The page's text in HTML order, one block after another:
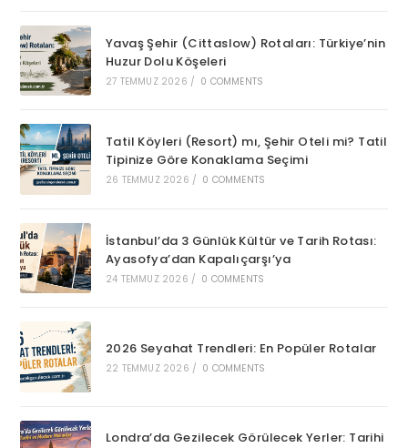
Yavaş Şehir (Cittaslow) Rotaları: Türkiye’nin
Huzur Dolu Köşeleri
27 TEMMUZ 2026 / 0 COMMENTS
Tatil Köyleri (Resort) mı, Şehir Oteli mi? Tatil
Tipinize Göre Konaklama Seçimi
26 TEMMUZ 2026 / 0 COMMENTS
İstanbul’da 3 Günlük Kültür ve Tarih Rotası:
Ayasofya’dan Kapalıçarşı’ya
24 TEMMUZ 2026 / 0 COMMENTS
2026 Seyahat Trendleri: En Popüler Rotalar
22 TEMMUZ 2026 / 0 COMMENTS
Londra’da Gezilecek Görülecek Yerler: Tarihi